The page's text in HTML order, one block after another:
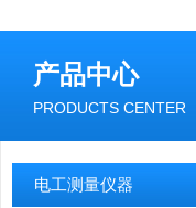
产品中心
PRODUCTS CENTER
电工测量仪器